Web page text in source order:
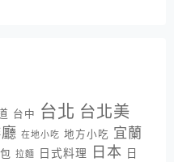
台中 台北 台北美
在地小吃 地方小吃 宜蘭
拉麵 日式料理 日本 日